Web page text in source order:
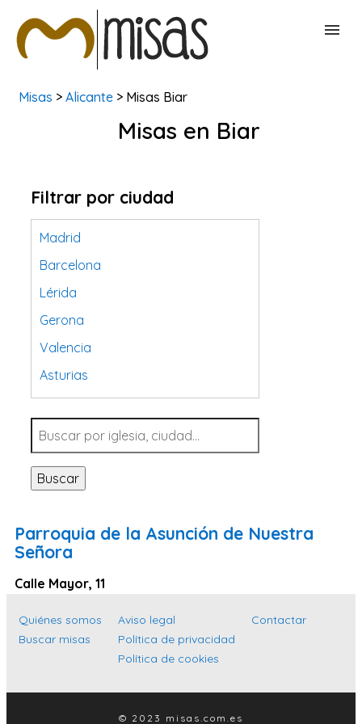
BUSCAR MISAS
Misas > Alicante > Misas Biar
Misas en Biar
Filtrar por ciudad
Madrid
Barcelona
Lérida
Gerona
Valencia
Asturias
Tarragona
Navarra
Valladolid
Sevilla
Santa Cruz de Tenerife
Islas Baleares
Las Palmas
Buscar
Parroquia de la Asunción de Nuestra
Señora
Calle Mayor, 11
Quiénes somos
Buscar misas
Aviso legal
Política de privacidad
Política de cookies
Contactar
© 2023 misas.com.es